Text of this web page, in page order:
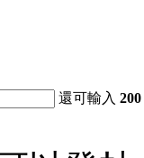
還可輸入200